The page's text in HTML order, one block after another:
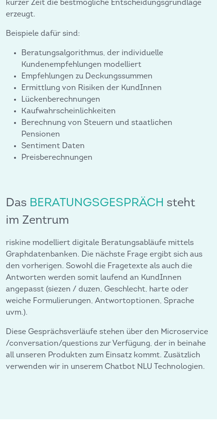
kurzer Zeit die bestmögliche Entscheidungsgrundlage
erzeugt.
Beispiele dafür sind:
Beratungsalgorithmus, der individuelle
Kundenempfehlungen modelliert
Empfehlungen zu Deckungssummen
Ermittlung von Risiken der KundInnen
Lückenberechnungen
Kaufwahrscheinlichkeiten
Berechnung von Steuern und staatlichen
Pensionen
Sentiment Daten
Preisberechnungen
Das BERATUNGSGESPRÄCH steht
im Zentrum
riskine modelliert digitale Beratungsabläufe mittels
Graphdatenbanken. Die nächste Frage ergibt sich aus
den vorherigen. Sowohl die Fragetexte als auch die
Antworten werden somit laufend an KundInnen
angepasst (siezen / duzen, Geschlecht, harte oder
weiche Formulierungen, Antwortoptionen, Sprache
uvm.).
Diese Gesprächsverläufe stehen über den Microservice
/conversation/questions zur Verfügung, der in beinahe
all unseren Produkten zum Einsatz kommt. Zusätzlich
verwenden wir in unserem Chatbot NLU Technologien.